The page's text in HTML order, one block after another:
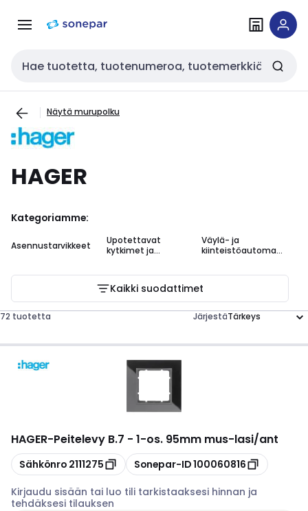
navigointiinsisältöön
Haku
Näytä murupolku
HAGER
Kategoriamme:
Asennustarvikkeet
Upotettavat
kytkimet ja
Väylä- ja
kiinteistöautomaa
Kaikki suodattimet
72 tuotetta Järjestä
HAGER-Peitelevy B.7 - 1-os. 95mm mus-lasi/ant
Kopioi
Sähkönro 2111275 Kopioi
Sonepar-ID100060816
Kirjaudu sisään tai luo tili tarkistaaksesi hinnan ja
tehdäksesi tilauksen